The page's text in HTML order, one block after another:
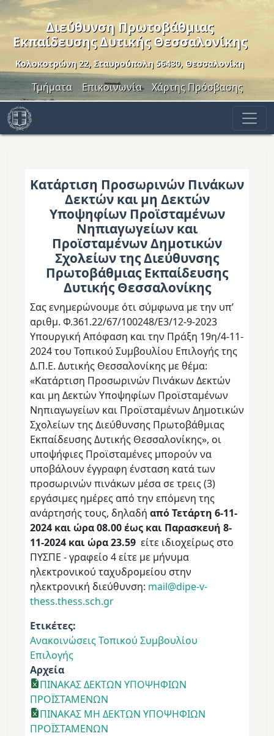
Παράκαμψη προς το κυρίως περιεχόμενο
Διεύθυνση Πρωτοβάθμιας
Εκπαίδευσης Δυτικής Θεσσαλονίκης
Κολοκοτρώνη 22, Σταυρούπολη 56430, Θεσσαλονίκη
Header Menu
Τμήματα Επικοινωνία Χάρτης Πρόσβασης
Κατάρτιση Προσωρινών Πινάκων
Δεκτών και μη Δεκτών
Υποψηφίων Προϊσταμένων
Νηπιαγωγείων και
Προϊσταμένων Δημοτικών
Σχολείων της Διεύθυνσης
Πρωτοβάθμιας Εκπαίδευσης
Δυτικής Θεσσαλονίκης
Σας ενημερώνουμε ότι σύμφωνα με την υπ’
αριθμ. Φ.361.22/67/100248/Ε3/12-9-2023
Υπουργική Απόφαση και την Πράξη 19η/4-11-
2024 του Τοπικού Συμβουλίου Επιλογής της
Δ.Π.Ε. Δυτικής Θεσσαλονίκης με θέμα:
«Κατάρτιση Προσωρινών Πινάκων Δεκτών
και μη Δεκτών Υποψηφίων Προϊσταμένων
Νηπιαγωγείων και Προϊσταμένων Δημοτικών
Σχολείων της Διεύθυνσης Πρωτοβάθμιας
Εκπαίδευσης Δυτικής Θεσσαλονίκης», οι
υποψήφιες Προϊσταμένες μπορούν να
υποβάλουν έγγραφη ένσταση κατά των
προσωρινών πινάκων μέσα σε τρεις (3)
εργάσιμες ημέρες από την επόμενη της
ανάρτησής τους, δηλαδή από Τετάρτη 6-11-
2024 και ώρα 08.00 έως και Παρασκευή 8-
11-2024 και ώρα 23.59 είτε ιδιοχείρως στο
ΠΥΣΠΕ - γραφείο 4 είτε με μήνυμα
ηλεκτρονικού ταχυδρομείου στην
ηλεκτρονική διεύθυνση: mail@dipe-v-
thess.thess.sch.gr
Ετικέτες
Ανακοινώσεις Τοπικού Συμβουλίου
Επιλογής
Αρχεία
ΠΙΝΑΚΑΣ ΔΕΚΤΩΝ ΥΠΟΨΗΦΙΩΝ
ΠΡΟΪΣΤΑΜΕΝΩΝ
ΠΙΝΑΚΑΣ ΜΗ ΔΕΚΤΩΝ ΥΠΟΨΗΦΙΩΝ
ΠΡΟΪΣΤΑΜΕΝΩΝ